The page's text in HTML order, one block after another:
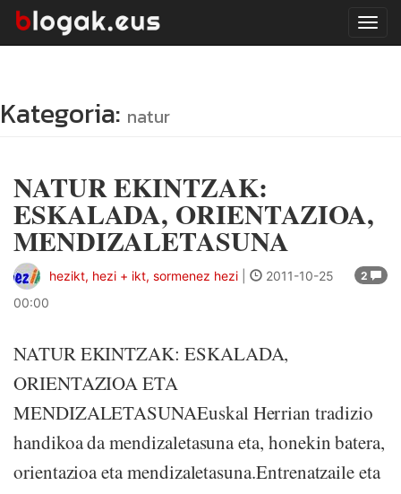
Kategoria: natur
NATUR EKINTZAK:
ESKALADA, ORIENTAZIOA,
MENDIZALETASUNA
2
hezikt, hezi + ikt, sormenez hezi
2011-10-25
00:00
NATUR EKINTZAK: ESKALADA,
ORIENTAZIOA ETA
MENDIZALETASUNAEuskal Herrian tradizio
handikoa da mendizaletasuna eta, honekin batera,
orientazioa eta mendizaletasuna.Entrenatzaile eta